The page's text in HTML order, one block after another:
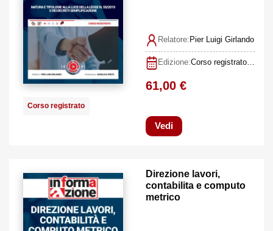
Corso registrato
Relatore: Pier Luigi Girlando
Edizione:
61,00 €
Vedi
Direzione lavori,
contabilita e computo
metrico